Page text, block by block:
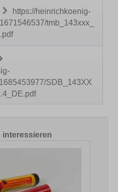
https://heinrichkoenig-
tmb_143xxx_
SDB_143XX
interessieren